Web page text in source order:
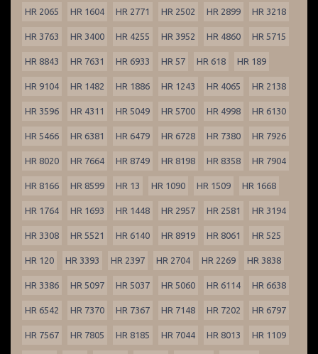
HR 2065 HR 1604 HR 2771 HR 2502 HR 2899 HR 3218
HR 3763 HR 3400 HR 4255 HR 3952 HR 4860 HR 5715
HR 8843 HR 7631 HR 6933 HR 57 HR 618 HR 189
HR 9104 HR 1482 HR 1886 HR 1243 HR 4065 HR 2138
HR 3596 HR 4311 HR 5049 HR 5700 HR 4998 HR 6130
HR 5466 HR 6381 HR 6479 HR 6728 HR 7380 HR 7926
HR 8020 HR 7664 HR 8749 HR 8198 HR 8358 HR 7904
HR 8166 HR 8599 HR 13 HR 1090 HR 1509 HR 1668
HR 1764 HR 1693 HR 1448 HR 2957 HR 2581 HR 3194
HR 3308 HR 5521 HR 6140 HR 8919 HR 8061 HR 525
HR 120 HR 3393 HR 2397 HR 2704 HR 2269 HR 3838
HR 3386 HR 5097 HR 5037 HR 5060 HR 6114 HR 6638
HR 6542 HR 7370 HR 7367 HR 7148 HR 7202 HR 6797
HR 7567 HR 7805 HR 8185 HR 7044 HR 8013 HR 1109